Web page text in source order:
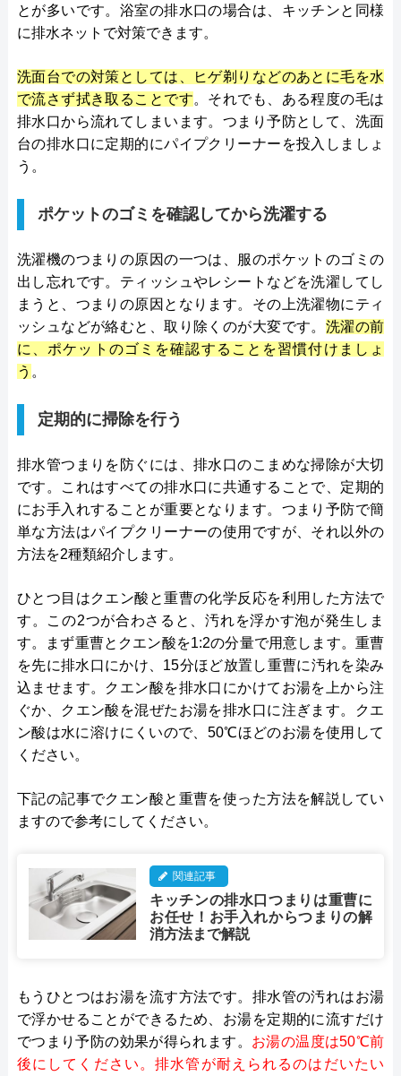
とが多いです。浴室の排水口の場合は、キッチンと同様
に排水ネットで対策できます。
洗面台での対策としては、ヒゲ剃りなどのあとに毛を水
で流さず拭き取ることです。それでも、ある程度の毛は
排水口から流れてしまいます。つまり予防として、洗面
台の排水口に定期的にパイプクリーナーを投入しましょ
う。
ポケットのゴミを確認してから洗濯する
洗濯機のつまりの原因の一つは、服のポケットのゴミの
出し忘れです。ティッシュやレシートなどを洗濯してし
まうと、つまりの原因となります。その上洗濯物にティ
ッシュなどが絡むと、取り除くのが大変です。 洗濯の前
に、ポケットのゴミを確認することを習慣付けましょ
う 。
定期的に掃除を行う
排水管つまりを防ぐには、排水口のこまめな掃除が大切
です。これはすべての排水口に共通することで、定期的
にお手入れすることが重要となります。つまり予防で簡
単な方法はパイプクリーナーの使用ですが、それ以外の
方法を2種類紹介します。
ひとつ目はクエン酸と重曹の化学反応を利用した方法で
す。この2つが合わさると、汚れを浮かす泡が発生しま
す。まず重曹とクエン酸を1:2の分量で用意します。重曹
を先に排水口にかけ、15分ほど放置し重曹に汚れを染み
込ませます。クエン酸を排水口にかけてお湯を上から注
ぐか、クエン酸を混ぜたお湯を排水口に注ぎます。クエ
ン酸は水に溶けにくいので、50℃ほどのお湯を使用して
ください。
下記の記事でクエン酸と重曹を使った方法を解説してい
ますので参考にしてください。
関連記事
キッチンの排水口つまりは重曹に
お任せ！お手入れからつまりの解
消方法まで解説
もうひとつはお湯を流す方法です。排水管の汚れはお湯
で浮かせることができるため、お湯を定期的に流すだけ
でつまり予防の効果が得られます。 お湯の温度は50℃前
後にしてください。排水管が耐えられるのはだいたい